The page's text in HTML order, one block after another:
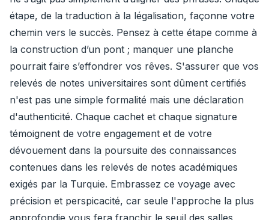
étape, de la traduction à la légalisation, façonne votre
chemin vers le succès. Pensez à cette étape comme à
la construction d’un pont ; manquer une planche
pourrait faire s’effondrer vos rêves. S'assurer que vos
relevés de notes universitaires sont dûment certifiés
n'est pas une simple formalité mais une déclaration
d'authenticité. Chaque cachet et chaque signature
témoignent de votre engagement et de votre
dévouement dans la poursuite des connaissances
contenues dans les relevés de notes académiques
exigés par la Turquie. Embrassez ce voyage avec
précision et perspicacité, car seule l'approche la plus
approfondie vous fera franchir le seuil des salles